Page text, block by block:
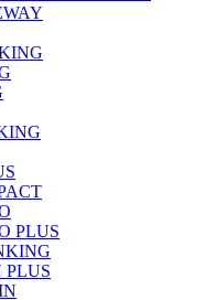
PLUS
PLUS